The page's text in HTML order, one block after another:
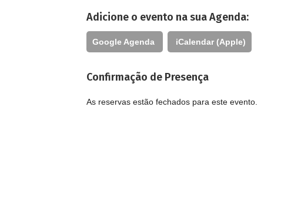
Adicione o evento na sua Agenda:
Google Agenda iCalendar (Apple)
Confirmação de Presença
As reservas estão fechados para este evento.